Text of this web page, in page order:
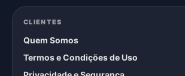
CLIENTES
Quem Somos
Termos e Condições de Uso